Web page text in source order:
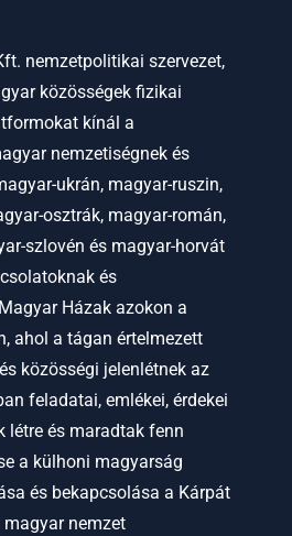
nemzetpolitikai szervezet,
közösségek fizikai
kínál a
nemzetiségnek és
ukrán, magyar-ruszin,
osztrák, magyar-román,
szlovén és magyar-horvát
és
Házak azokon a
ahol a tágan értelmezett
közösségi jelenlétnek az
feladatai, emlékei, érdekei
létre és maradtak fenn
a külhoni magyarság
és bekapcsolása a Kárpát
magyar nemzet